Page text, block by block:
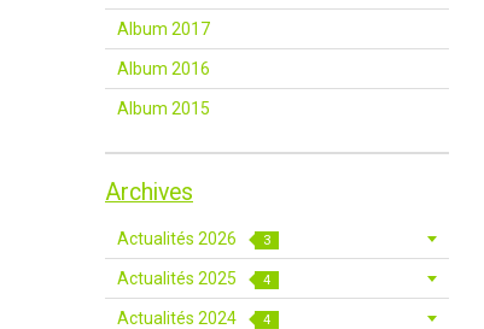
Album 2017
Album 2016
Album 2015
Archives
Actualités 2026 3
Actualités 2025 4
Actualités 2024 4